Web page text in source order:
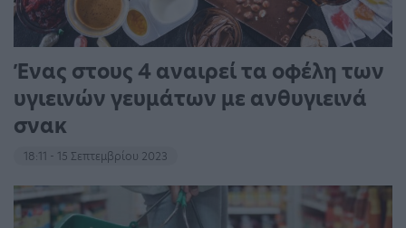
Ένας στους 4 αναιρεί τα οφέλη των
υγιεινών γευμάτων με ανθυγιεινά
σνακ
18:11 - 15 Σεπτεμβρίου 2023